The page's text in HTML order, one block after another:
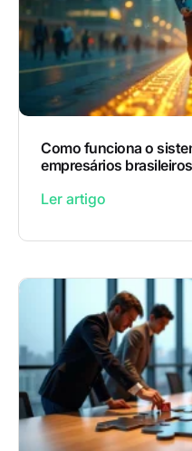
Como funciona o
empresários brasileiros
Ler artigo